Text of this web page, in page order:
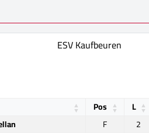
ESV Kaufbeuren
Pos L
F 2